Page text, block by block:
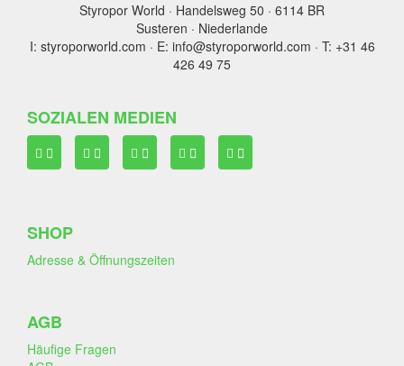
Styropor World · Handelsweg 50 · 6114 BR
Susteren · Niederlande
I: styroporworld.com · E: info@styroporworld.com · T: +31 46
426 49 75
SOZIALEN MEDIEN
SHOP
Adresse & Öffnungszeiten
AGB
Häufige Fragen